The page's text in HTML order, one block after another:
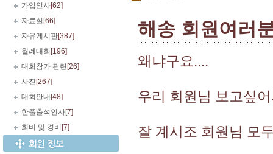
가입인사[62]
자료실 [66]
자유게시판[387]
월례대회 [196]
대회참가 관련 [26]
사진 [267]
대회안내 [48]
한줄출석인사[7]
회비 및 경비 [7]
해송 회원여러
왜냐구요....
우리 회원님 보고싶
잘 계시조 회원님 모